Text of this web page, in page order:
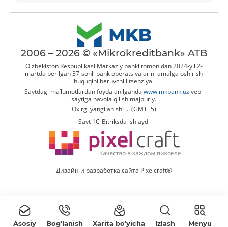
2006 – 2026 © «Mikrokreditbank» ATB
O'zbekiston Respublikasi Markaziy banki tomonidan 2024-yil 2-
martda berilgan 37-sonli bank operatsiyalarini amalga oshirish
huquqini beruvchi litsenziya.
Saytdagi ma’lumotlardan foydalanilgandawww.mkbank.uz veb-
saytiga havola qilish majburiy.
Oxirgi yangilanish: ... (GMT+5)
Sayt 1C-Bitriksda ishlaydi
Дизайн и разработка сайта Pixelcraft®
Asosiy Bog‘lanish Xarita bo‘yicha Izlash Menyu
Kartani ochish